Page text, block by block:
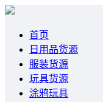
首页
日用品货源
服装货源
玩具货源
涂鸦玩具